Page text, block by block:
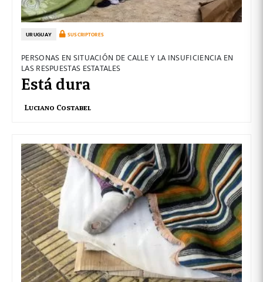
URUGUAY SUSCRIPTORES
PERSONAS EN SITUACIÓN DE CALLE Y LA INSUFICIENCIA EN
LAS RESPUESTAS ESTATALES
Está dura
Luciano Costabel